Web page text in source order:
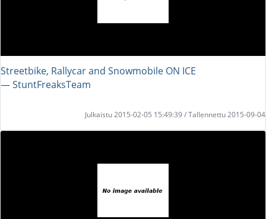
Streetbike, Rallycar and Snowmobile ON ICE
― StuntFreaksTeam
Julkaistu 2015-02-05 15:49:39 / Tallennettu 2015-09-04